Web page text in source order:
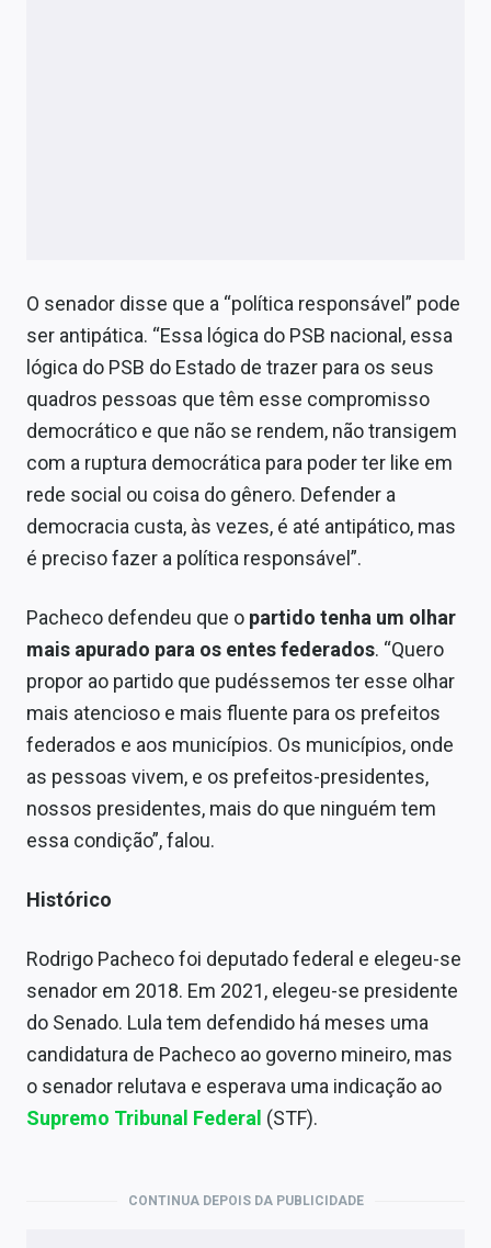
O senador disse que a “política responsável” pode
ser antipática. “Essa lógica do PSB nacional, essa
lógica do PSB do Estado de trazer para os seus
quadros pessoas que têm esse compromisso
democrático e que não se rendem, não transigem
com a ruptura democrática para poder ter like em
rede social ou coisa do gênero. Defender a
democracia custa, às vezes, é até antipático, mas
é preciso fazer a política responsável”.
Pacheco defendeu que o partido tenha um olhar
mais apurado para os entes federados. “Quero
propor ao partido que pudéssemos ter esse olhar
mais atencioso e mais fluente para os prefeitos
federados e aos municípios. Os municípios, onde
as pessoas vivem, e os prefeitos-presidentes,
nossos presidentes, mais do que ninguém tem
essa condição”, falou.
Histórico
Rodrigo Pacheco foi deputado federal e elegeu-se
senador em 2018. Em 2021, elegeu-se presidente
do Senado. Lula tem defendido há meses uma
candidatura de Pacheco ao governo mineiro, mas
o senador relutava e esperava uma indicação ao
Supremo Tribunal Federal (STF).
CONTINUA DEPOIS DA PUBLICIDADE